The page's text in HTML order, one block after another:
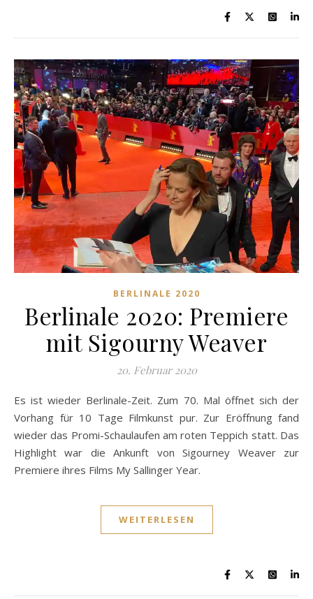
BERLINALE 2020
Berlinale 2020: Premiere
mit Sigourny Weaver
20. Februar 2020
Es ist wieder Berlinale-Zeit. Zum 70. Mal öffnet sich der
Vorhang für 10 Tage Filmkunst pur. Zur Eröffnung fand
wieder das Promi-Schaulaufen am roten Teppich statt. Das
Highlight war die Ankunft von Sigourney Weaver zur
Premiere ihres Films My Sallinger Year.
WEITERLESEN